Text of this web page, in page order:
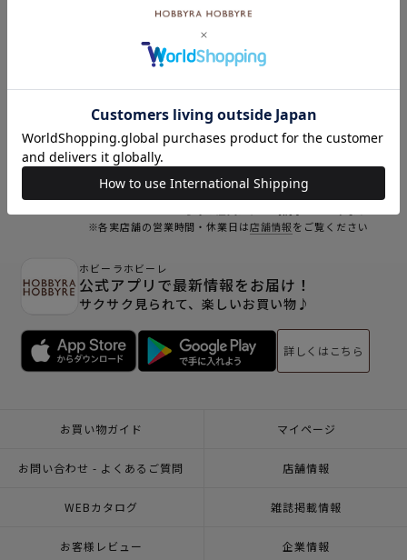
5
11 12 13
16
17 18 19 20 21
22
24 25 26 27 28
30
31
オンラインショップ休業日
※各実店舗の営業時間・休業日は店舗情報をご覧ください
ホビーラホビーレ
公式アプリで最新情報をお届け！
サクサク見られて、楽しいお買い物♪
詳しくはこちら
お買い物ガイド マイページ
お問い合わせ - よくあるご質問 店舗情報
WEBカタログ 雑誌掲載情報
お客様レビュー 企業情報